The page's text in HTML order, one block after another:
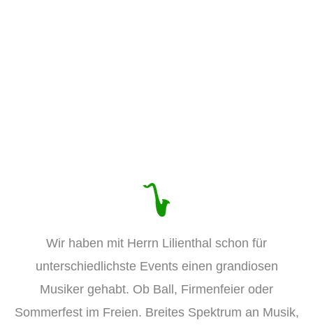
Wir haben mit Herrn Lilienthal schon für
unterschiedlichste Events einen grandiosen
Musiker gehabt. Ob Ball, Firmenfeier oder
Sommerfest im Freien. Breites Spektrum an Musik,